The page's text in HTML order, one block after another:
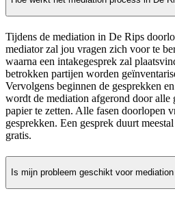
Tijdens de mediation in De Rips
mediator zal jou vragen zich voor te
waarna een intakegesprek zal
betrokken partijen worden
Vervolgens beginnen de gesprekken
wordt de mediation afgerond door alle
papier te zetten. Alle fasen doorlopen
gesprekken. Een gesprek duurt
gratis.
Is mijn probleem geschikt voor